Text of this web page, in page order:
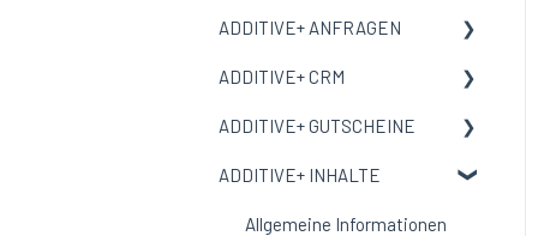
Begriffe und Bedeutungen
Allgemeine Informationen
Meine Organisation
Benutzer
E-Mail-Vorlage
Corporate Design
ADDITIVE+ ANFRAGEN
Allgemeine Informationen
Kanäle
Auswertungen
ADDITIVE+ CRM
Allgemeine Informationen
Personen
Reservierungen
ADDITIVE+ GUTSCHEINE
Allgemeine Informationen
Übersicht
ADDITIVE+ INHALTE
Allgemeine Informationen